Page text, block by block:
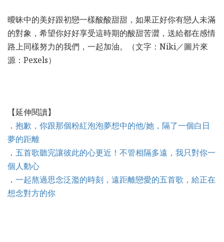
曖昧中的美好跟初戀一樣酸酸甜甜，如果正好你有戀人未滿
的對象，希望你好好享受這時期的酸甜苦澀，送給都在感情
路上同樣努力的我們，一起加油。（文字：Niki／圖片來
源：Pexels）
【延伸閱讀】
． 抱歉，你跟那個粉紅泡泡夢想中的他/她，隔了一個白日
夢的距離
． 五首歌聽完讓彼此的心更近！不管相隔多遠，我只對你一
個人動心
． 一起熬過思念泛濫的時刻，遠距離戀愛的五首歌，給正在
想念對方的你